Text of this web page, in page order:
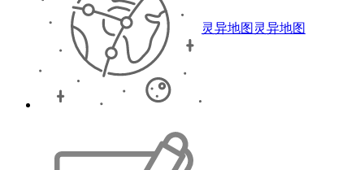
灵异地图 灵异地图